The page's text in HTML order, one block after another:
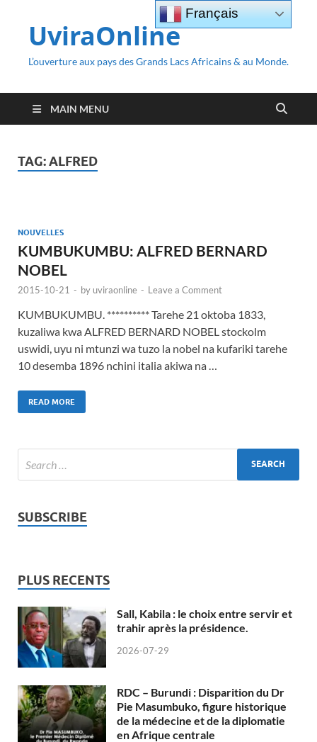
UviraOnline
L’ouverture aux pays des Grands Lacs Africains & au Monde.
MAIN MENU
TAG:ALFRED
NOUVELLES
KUMBUKUMBU: ALFRED BERNARD
NOBEL
2015-10-21 - byuviraonline - Leave a Comment
KUMBUKUMBU. ********** Tarehe 21 oktoba 1833,
kuzaliwa kwa ALFRED BERNARD NOBEL stockolm
uswidi, uyu ni mtunzi wa tuzo la nobel na kufariki tarehe
10 desemba 1896 nchini italia akiwa na …
READ MORE
SUBSCRIBE
PLUS RECENTS
Sall, Kabila : le choix entre servir et
trahir après la présidence.
2026-07-29
RDC – Burundi : Disparition du Dr
Pie Masumbuko, figure historique
de la médecine et de la diplomatie
en Afrique centrale
Français